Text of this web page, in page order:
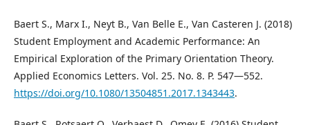
Baert S., Marx I., Neyt B., Van Belle E., Van Casteren J. (2018)
Student Employment and Academic Performance: An
Empirical Exploration of the Primary Orientation Theory.
Applied Economics Letters. Vol. 25. No. 8. P. 547—552.
https://doi.org/10.1080/13504851.2017.1343443.